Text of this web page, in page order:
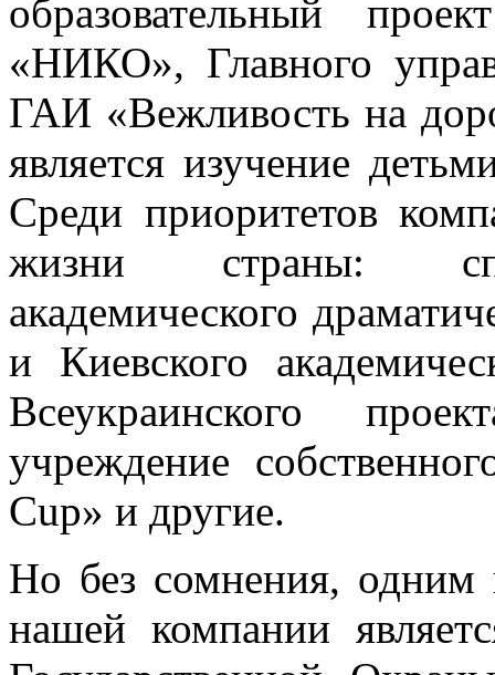
образовательный
«НИКО», Главного
ГАИ «Вежливость на
является изучение
Среди приоритетов
жизни страны:
академического
и Киевского
Всеукраинского
учреждение
Cup» и другие.
Но без сомнения, одним
нашей компании